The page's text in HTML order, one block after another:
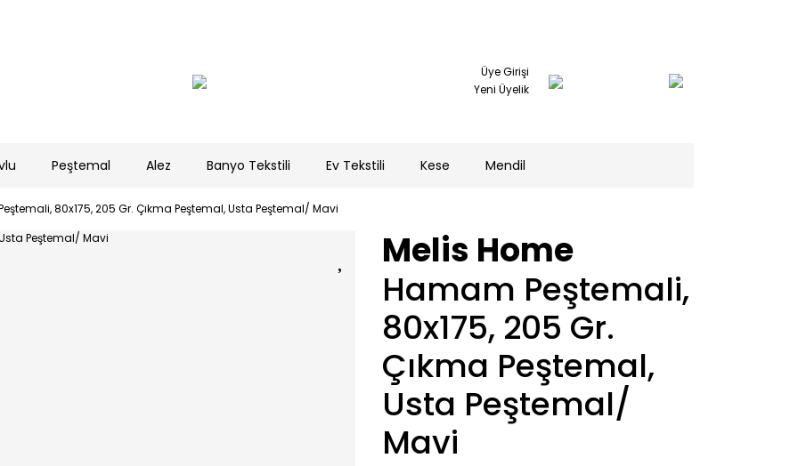
Üye Girişi
Yeni Üyelik
Peştemal Alez Banyo Tekstili Ev Tekstili Kese Mendil
80x175, 205 Gr. Çıkma Peştemal, Usta Peştemal/ Mavi
Melis Home
Hamam Peştemali,
80x175, 205 Gr.
Çıkma Peştemal,
Usta Peştemal/
Mavi